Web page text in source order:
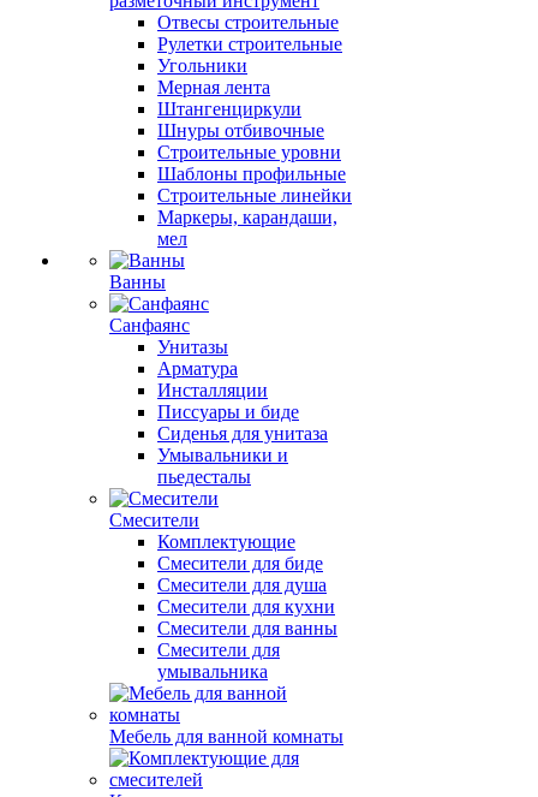
Отвесы строительные
Рулетки строительные
Угольники
Мерная лента
Штангенциркули
Шнуры отбивочные
Строительные уровни
Шаблоны профильные
Строительные линейки
Маркеры, карандаши,
мел
Ванны
Санфаянс
Унитазы
Арматура
Инсталляции
Писсуары и биде
Сиденья для унитаза
Умывальники и
пьедесталы
Смесители
Комплектующие
Смесители для биде
Смесители для душа
Смесители для кухни
Смесители для ванны
Смесители для
умывальника
Мебель для ванной комнаты